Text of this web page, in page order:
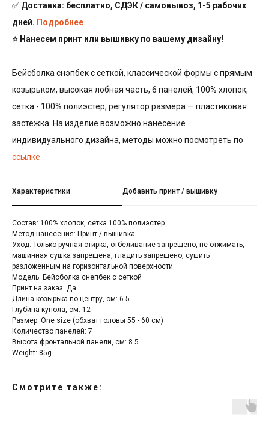
✅ Доставка: бесплатно, СДЭК / самовывоз, 1-5 рабочих
дней. Подробнее
⭐ Нанесем принт или вышивку по вашему дизайну!
Бейсболка снэпбек с сеткой, классической формы с прямым
козырьком, высокая лобная часть, 6 панелей, 100% хлопок,
сетка - 100% полиэстер, регулятор размера — пластиковая
застёжка. На изделие возможно нанесение
индивидуального дизайна, методы можно посмотреть по
ссылке
Характеристики Добавить принт / вышивку
Состав: 100% хлопок, сетка 100% полиэстер
Метод нанесения: Принт / вышивка
Уход: Только ручная стирка, отбеливание запрещено, не отжимать,
машинная сушка запрещена, гладить запрещено, сушить
разложенным на горизонтальной поверхности.
Модель: Бейсболка снепбек с сеткой
Принт на заказ: Да
Длина козырька по центру, см: 6.5
Глубина купола, см: 12
Размер: One size (обхват головы 55 - 60 см)
Количество панелей: 7
Высота фронтальной панели, см: 8.5
Weight: 85g
Cмотрите также: